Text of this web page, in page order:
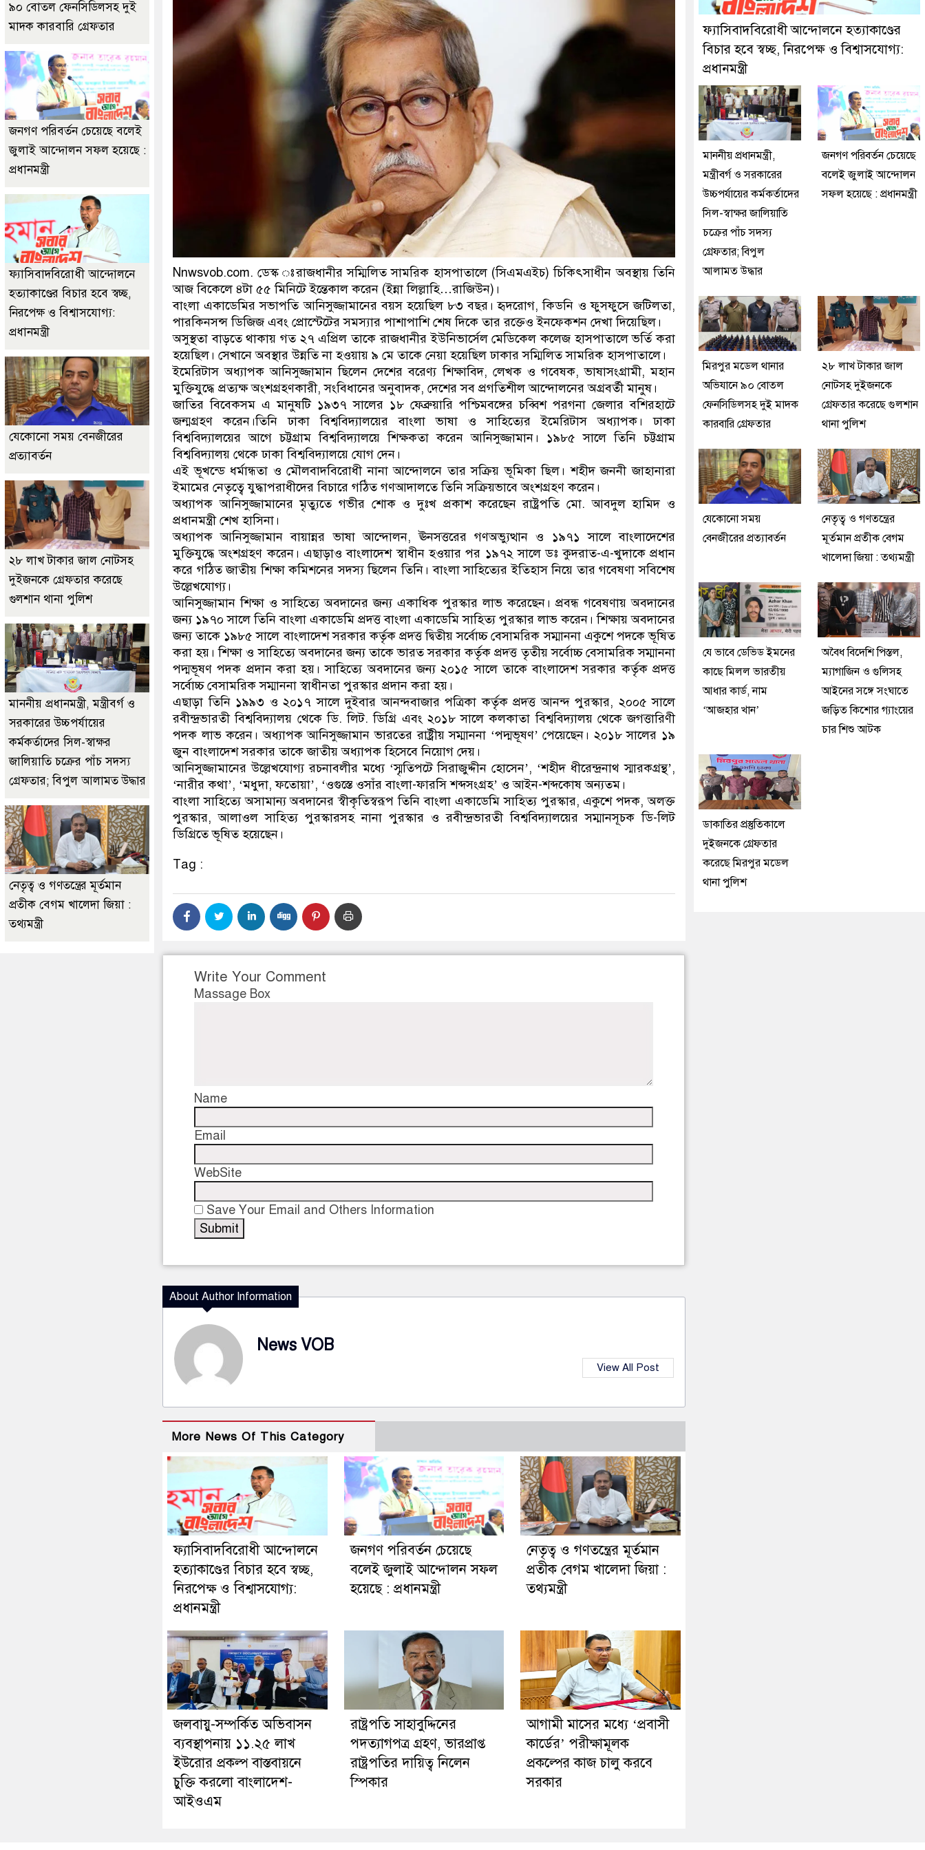
ডাকাতির প্রস্তুতিকালে দুইজনকে গ্রেফতার করেছে মিরপুর মডেল থানা পুলিশ
Nnwsvob.com. ডেস্ক ঃরাজধানীর সম্মিলিত সামরিক হাসপাতালে (সিএমএইচ) চিকিৎসাধীন অবস্থায় তিনি
আজ বিকেলে ৪টা ৫৫ মিনিটে ইন্তেকাল করেন (ইন্না লিল্লাহি…রাজিউন)।
বাংলা একাডেমির সভাপতি আনিসুজ্জামানের বয়স হয়েছিল ৮৩ বছর। হৃদরোগ, কিডনি ও ফুসফুসে জটিলতা,
পারকিনসন্স ডিজিজ এবং প্রোস্টেটের সমস্যার পাশাপাশি শেষ দিকে তার রক্তেও ইনফেকশন দেখা দিয়েছিল।
অসুস্থতা বাড়তে থাকায় গত ২৭ এপ্রিল তাকে রাজধানীর ইউনিভার্সেল মেডিকেল কলেজ হাসপাতালে ভর্তি করা
হয়েছিল। সেখানে অবস্থার উন্নতি না হওয়ায় ৯ মে তাকে নেয়া হয়েছিল ঢাকার সম্মিলিত সামরিক হাসপাতালে।
ইমেরিটাস অধ্যাপক আনিসুজ্জামান ছিলেন দেশের বরেণ্য শিক্ষাবিদ, লেখক ও গবেষক, ভাষাসংগ্রামী, মহান
মুক্তিযুদ্ধে প্রত্যক্ষ অংশগ্রহণকারী, সংবিধানের অনুবাদক, দেশের সব প্রগতিশীল আন্দোলনের অগ্রবর্তী মানুষ।
জাতির বিবেকসম এ মানুষটি ১৯৩৭ সালের ১৮ ফেব্রুয়ারি পশ্চিমবঙ্গের চব্বিশ পরগনা জেলার বশিরহাটে
জন্মগ্রহণ করেন।তিনি ঢাকা বিশ্ববিদ্যালয়ের বাংলা ভাষা ও সাহিত্যের ইমেরিটাস অধ্যাপক। ঢাকা
বিশ্ববিদ্যালয়ের আগে চট্টগ্রাম বিশ্ববিদ্যালয়ে শিক্ষকতা করেন আনিসুজ্জামান। ১৯৮৫ সালে তিনি চট্টগ্রাম
বিশ্ববিদ্যালয় থেকে ঢাকা বিশ্ববিদ্যালয়ে যোগ দেন।
এই ভূখন্ডে ধর্মান্ধতা ও মৌলবাদবিরোধী নানা আন্দোলনে তার সক্রিয় ভূমিকা ছিল। শহীদ জননী জাহানারা
ইমামের নেতৃত্বে যুদ্ধাপরাধীদের বিচারে গঠিত গণআদালতে তিনি সক্রিয়ভাবে অংশগ্রহণ করেন।
অধ্যাপক আনিসুজ্জামানের মৃত্যুতে গভীর শোক ও দুঃখ প্রকাশ করেছেন রাষ্ট্রপতি মো. আবদুল হামিদ ও
প্রধানমন্ত্রী শেখ হাসিনা।
অধ্যাপক আনিসুজ্জামান বায়ান্নর ভাষা আন্দোলন, ঊনসত্তরের গণঅভ্যুত্থান ও ১৯৭১ সালে বাংলাদেশের
মুক্তিযুদ্ধে অংশগ্রহণ করেন। এছাড়াও বাংলাদেশ স্বাধীন হওয়ার পর ১৯৭২ সালে ডঃ কুদরাত-এ-খুদাকে প্রধান
করে গঠিত জাতীয় শিক্ষা কমিশনের সদস্য ছিলেন তিনি। বাংলা সাহিত্যের ইতিহাস নিয়ে তার গবেষণা সবিশেষ
উল্লেখযোগ্য।
আনিসুজ্জামান শিক্ষা ও সাহিত্যে অবদানের জন্য একাধিক পুরস্কার লাভ করেছেন। প্রবন্ধ গবেষণায় অবদানের
জন্য ১৯৭০ সালে তিনি বাংলা একাডেমি প্রদত্ত বাংলা একাডেমি সাহিত্য পুরস্কার লাভ করেন। শিক্ষায় অবদানের
জন্য তাকে ১৯৮৫ সালে বাংলাদেশ সরকার কর্তৃক প্রদত্ত দ্বিতীয় সর্বোচ্চ বেসামরিক সম্মাননা একুশে পদকে ভূষিত
করা হয়। শিক্ষা ও সাহিত্যে অবদানের জন্য তাকে ভারত সরকার কর্তৃক প্রদত্ত তৃতীয় সর্বোচ্চ বেসামরিক সম্মাননা
পদ্মভূষণ পদক প্রদান করা হয়। সাহিত্যে অবদানের জন্য ২০১৫ সালে তাকে বাংলাদেশ সরকার কর্তৃক প্রদত্ত
সর্বোচ্চ বেসামরিক সম্মাননা স্বাধীনতা পুরস্কার প্রদান করা হয়।
এছাড়া তিনি ১৯৯৩ ও ২০১৭ সালে দুইবার আনন্দবাজার পত্রিকা কর্তৃক প্রদত্ত আনন্দ পুরস্কার, ২০০৫ সালে
রবীন্দ্রভারতী বিশ্ববিদ্যালয় থেকে ডি. লিট. ডিগ্রি এবং ২০১৮ সালে কলকাতা বিশ্ববিদ্যালয় থেকে জগত্তারিণী
পদক লাভ করেন। অধ্যাপক আনিসুজ্জামান ভারতের রাষ্ট্রীয় সম্মাননা ‘পদ্মভূষণ’ পেয়েছেন। ২০১৮ সালের ১৯
জুন বাংলাদেশ সরকার তাকে জাতীয় অধ্যাপক হিসেবে নিয়োগ দেয়।
আনিসুজ্জামানের উল্লেখযোগ্য রচনাবলীর মধ্যে ‘স্মৃতিপটে সিরাজুদ্দীন হোসেন’, ‘শহীদ ধীরেন্দ্রনাথ স্মারকগ্রন্থ’,
‘নারীর কথা’, ‘মধুদা, ফতোয়া’, ‘ওগুস্তে ওসাঁর বাংলা-ফারসি শব্দসংগ্রহ’ ও আইন-শব্দকোষ অন্যতম।
বাংলা সাহিত্যে অসামান্য অবদানের স্বীকৃতিস্বরূপ তিনি বাংলা একাডেমি সাহিত্য পুরস্কার, একুশে পদক, অলক্ত
পুরস্কার, আলাওল সাহিত্য পুরস্কারসহ নানা পুরস্কার ও রবীন্দ্রভারতী বিশ্ববিদ্যালয়ের সম্মানসূচক ডি-লিট
ডিগ্রিতে ভূষিত হয়েছেন।
Tag :
Write Your Comment
Massage Box
Name
Email
WebSite
Save Your Email and Others Information
About Author Information
News VOB
View All Post
More News Of This Category
ফ্যাসিবাদবিরোধী আন্দোলনে
হত্যাকাণ্ডের বিচার হবে স্বচ্ছ,
নিরপেক্ষ ও বিশ্বাসযোগ্য:
প্রধানমন্ত্রী
জনগণ পরিবর্তন চেয়েছে
বলেই জুলাই আন্দোলন সফল
হয়েছে : প্রধানমন্ত্রী
নেতৃত্ব ও গণতন্ত্রের মূর্তমান
প্রতীক বেগম খালেদা জিয়া :
তথ্যমন্ত্রী
জলবায়ু-সম্পর্কিত অভিবাসন
ব্যবস্থাপনায় ১১.২৫ লাখ
ইউরোর প্রকল্প বাস্তবায়নে
চুক্তি করলো বাংলাদেশ-
আইওএম
রাষ্ট্রপতি সাহাবুদ্দিনের
পদত্যাগপত্র গ্রহণ, ভারপ্রাপ্ত
রাষ্ট্রপতির দায়িত্ব নিলেন
স্পিকার
আগামী মাসের মধ্যে ‘প্রবাসী
কার্ডের’ পরীক্ষামূলক
প্রকল্পের কাজ চালু করবে
সরকার
৯০ বোতল ফেনসিডিলসহ দুই
মাদক কারবারি গ্রেফতার
জনগণ পরিবর্তন চেয়েছে বলেই
জুলাই আন্দোলন সফল হয়েছে :
প্রধানমন্ত্রী
ফ্যাসিবাদবিরোধী আন্দোলনে
হত্যাকাণ্ডের বিচার হবে স্বচ্ছ,
নিরপেক্ষ ও বিশ্বাসযোগ্য:
প্রধানমন্ত্রী
যেকোনো সময় বেনজীরের
প্রত্যাবর্তন
২৮ লাখ টাকার জাল নোটসহ
দুইজনকে গ্রেফতার করেছে
গুলশান থানা পুলিশ
মাননীয় প্রধানমন্ত্রী, মন্ত্রীবর্গ ও
সরকারের উচ্চপর্যায়ের
কর্মকর্তাদের সিল-স্বাক্ষর
জালিয়াতি চক্রের পাঁচ সদস্য
গ্রেফতার; বিপুল আলামত উদ্ধার
নেতৃত্ব ও গণতন্ত্রের মূর্তমান
প্রতীক বেগম খালেদা জিয়া :
তথ্যমন্ত্রী
ফ্যাসিবাদবিরোধী আন্দোলনে হত্যাকাণ্ডের
বিচার হবে স্বচ্ছ, নিরপেক্ষ ও বিশ্বাসযোগ্য:
প্রধানমন্ত্রী
মাননীয় প্রধানমন্ত্রী,
মন্ত্রীবর্গ ও সরকারের
উচ্চপর্যায়ের কর্মকর্তাদের
সিল-স্বাক্ষর জালিয়াতি
চক্রের পাঁচ সদস্য
গ্রেফতার; বিপুল
আলামত উদ্ধার
জনগণ পরিবর্তন চেয়েছে
বলেই জুলাই আন্দোলন
সফল হয়েছে : প্রধানমন্ত্রী
মিরপুর মডেল থানার
অভিযানে ৯০ বোতল
ফেনসিডিলসহ দুই মাদক
কারবারি গ্রেফতার
২৮ লাখ টাকার জাল
নোটসহ দুইজনকে
গ্রেফতার করেছে গুলশান
থানা পুলিশ
যেকোনো সময়
বেনজীরের প্রত্যাবর্তন
নেতৃত্ব ও গণতন্ত্রের
মূর্তমান প্রতীক বেগম
খালেদা জিয়া : তথ্যমন্ত্রী
যে ভাবে ডেভিড ইমনের
কাছে মিলল ভারতীয়
আধার কার্ড, নাম
‘আজহার খান’
অবৈধ বিদেশি পিস্তল,
ম্যাগাজিন ও গুলিসহ
আইনের সঙ্গে সংঘাতে
জড়িত কিশোর গ্যাংয়ের
চার শিশু আটক
ডাকাতির প্রস্তুতিকালে
দুইজনকে গ্রেফতার
করেছে মিরপুর মডেল
থানা পুলিশ